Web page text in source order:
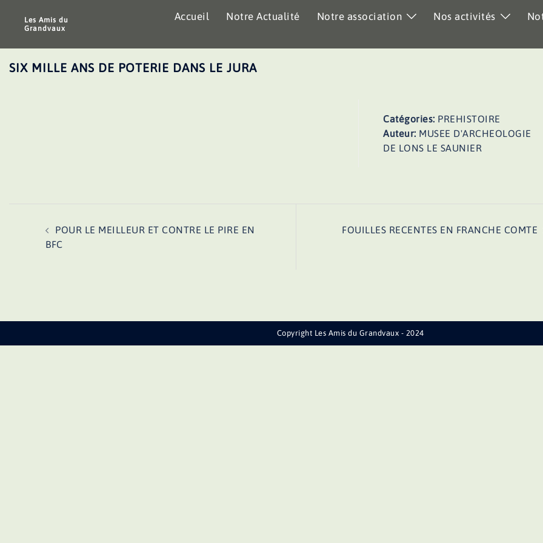
Les Amis du
Grandvaux
Accueil Notre Actualité Notre association Nos activités
SIX MILLE ANS DE POTERIE DANS LE JURA
Catégories: PREHISTOIRE
Auteur: MUSEE D'ARCHEOLOGIE
DE LONS LE SAUNIER
d’article
POUR LE MEILLEUR ET CONTRE LE PIRE EN
BFC
FOUILLES RECENTES EN FRANCHE COMTE
Copyright Les Amis du Grandvaux - 2024